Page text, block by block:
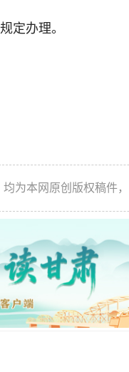
定办理。
为本网原创版权稿件